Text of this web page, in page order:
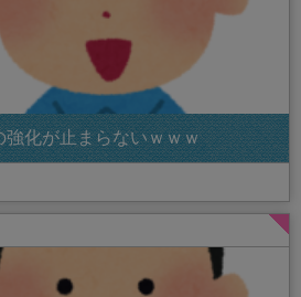
化が止まらないｗｗｗ